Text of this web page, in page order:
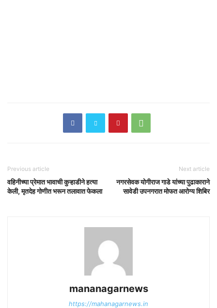
Previous article
वहिनीच्या प्रेमात भावाची कुऱ्हाडीने हत्या
केली, मृतदेह गोणीत भरून तलावात फेकला
Next article
नगरसेवक योगीराज गाडे यांच्या पुढाकाराने
सावेडी उपनगरात मोफत आरोग्य शिबिर
mananagarnews
https://mahanagarnews.in